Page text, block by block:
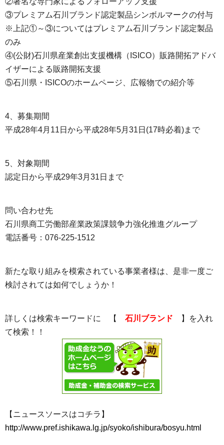
③プレミアム石川ブランド認定製品シンボルマークの付与
※上記①～③についてはプレミアム石川ブランド認定製品
のみ
④(公財)石川県産業創出支援機構（ISICO）販路開拓アドバ
イザーによる販路開拓支援
⑤石川県・ISICOのホームページ、広報物での紹介等
4、募集期間
平成28年4月11日から平成28年5月31日(17時必着)まで
5、対象期間
認定日から平成29年3月31日まで
問い合わせ先
石川県商工労働部産業政策課競争力強化推進グループ
電話番号：076-225-1512
新たな取り組みを模索されている事業者様は、是非一度ご
検討されては如何でしょうか！
詳しくは検索キーワードに 【 石川ブランド 】を入れ
て検索！！
【ニュースソースはコチラ】
http://www.pref.ishikawa.lg.jp/syoko/ishibura/bosyu.html